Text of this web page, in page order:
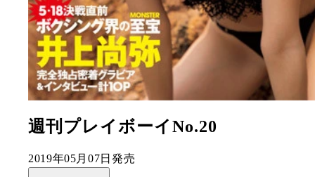
週刊プレイボーイNo.20
2019年05月07日発売